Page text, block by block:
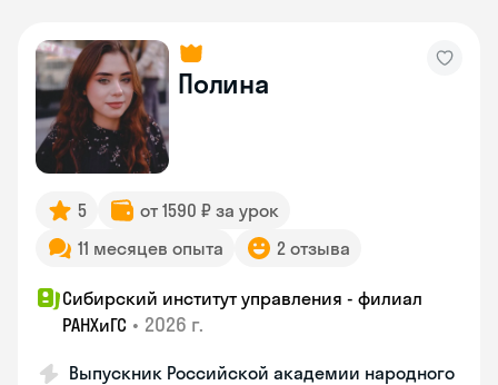
Полина
5
от 1590 ₽ за урок
11 месяцев опыта
2 отзыва
Сибирский институт управления - филиал
РАНХиГС • 2026 г.
Выпускник Российской академии народного